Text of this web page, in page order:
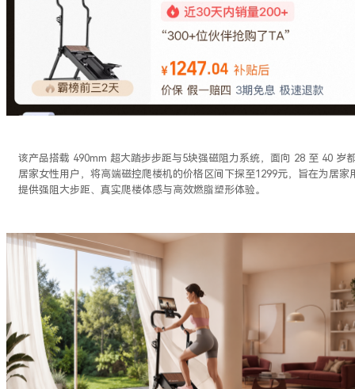
该产品搭载 490mm 超大踏步步距与5块强磁阻力系统，面向 28 至 40 岁
居家女性用户，将高端磁控爬楼机的价格区间下探至1299元，旨在为居家
提供强阻大步距、真实爬楼体感与高效燃脂塑形体验。